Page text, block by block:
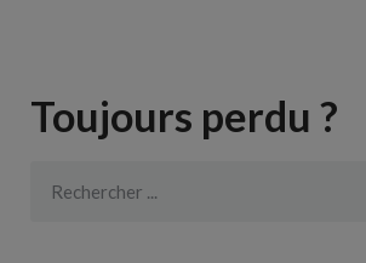
Toujours perdu ?